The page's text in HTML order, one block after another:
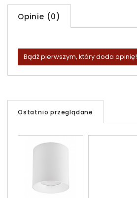
Opinie (0)
Bądź pierwszym, który doda opinię!
Ostatnio przeglądane